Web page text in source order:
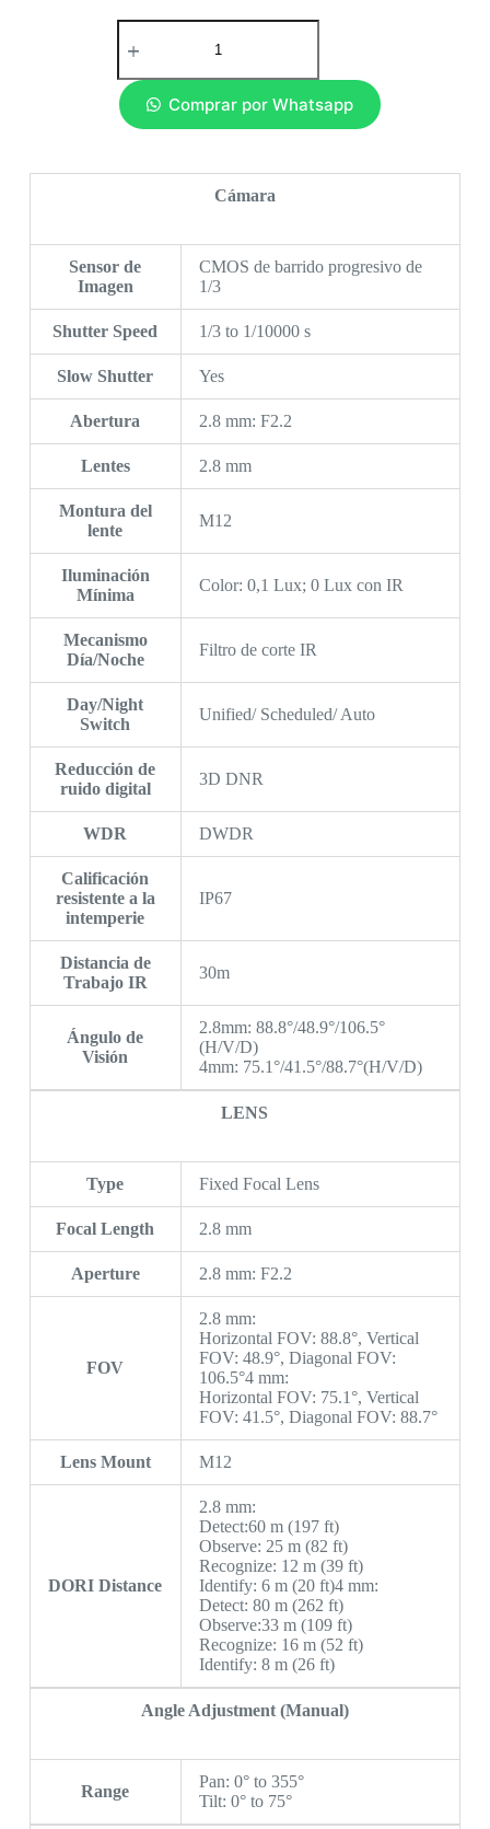
Comprar por Whatsapp
Cámara
Sensor de
Imagen
CMOS de barrido progresivo de
1/3
Shutter Speed 1/3 to 1/10000 s
Slow Shutter Yes
Abertura 2.8 mm: F2.2
Lentes 2.8 mm
Montura del
lente
M12
Iluminación
Mínima
Color: 0,1 Lux; 0 Lux con IR
Mecanismo
Día/Noche
Filtro de corte IR
Day/Night
Switch
Unified/ Scheduled/ Auto
Reducción de
ruido digital
3D DNR
WDR DWDR
Calificación
resistente a la
intemperie
IP67
Distancia de
Trabajo IR
30m
Ángulo de
Visión
2.8mm: 88.8°/48.9°/106.5°
(H/V/D)
4mm: 75.1°/41.5°/88.7°(H/V/D)
LENS
Type Fixed Focal Lens
Focal Length 2.8 mm
Aperture 2.8 mm: F2.2
FOV
2.8 mm:
Horizontal FOV: 88.8°, Vertical
FOV: 48.9°, Diagonal FOV:
106.5°4 mm:
Horizontal FOV: 75.1°, Vertical
FOV: 41.5°, Diagonal FOV: 88.7°
Lens Mount M12
DORI Distance
2.8 mm:
Detect:60 m (197 ft)
Observe: 25 m (82 ft)
Recognize: 12 m (39 ft)
Identify: 6 m (20 ft)4 mm:
Detect: 80 m (262 ft)
Observe:33 m (109 ft)
Recognize: 16 m (52 ft)
Identify: 8 m (26 ft)
Angle Adjustment (Manual)
Range
Pan: 0° to 355°
Tilt: 0° to 75°